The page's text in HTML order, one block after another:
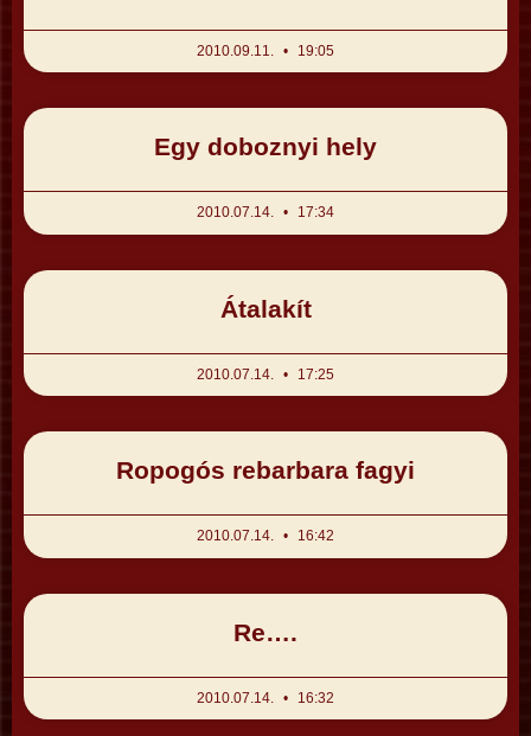
2010.09.11. 19:05
Egy doboznyi hely
2010.07.14. 17:34
Átalakít
2010.07.14. 17:25
Ropogós rebarbara fagyi
2010.07.14. 16:42
Re….
2010.07.14. 16:32